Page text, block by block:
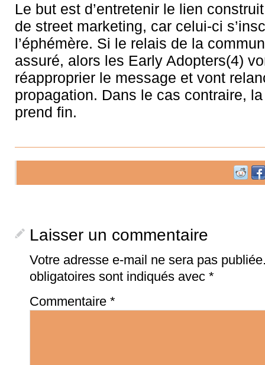
Le but est d’entretenir le lien
de street marketing, car celui-ci
l’éphémère. Si le relais de la
assuré, alors les Early Adopters(4)
réapproprier le message et vont
propagation. Dans le cas contraire,
prend fin.
Laisser un commentaire
Votre adresse e-mail ne sera pas
obligatoires sont indiqués avec *
Commentaire *